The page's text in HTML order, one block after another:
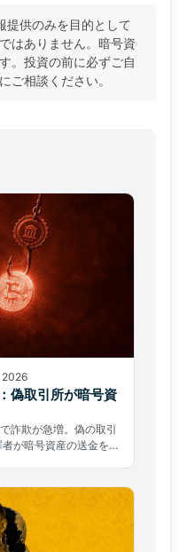
提供のみを目的として
はありません。暗号資
。投資の前に必ずご自
ご相談ください。
2026
偽取引所が暗号資
詐欺が急増。偽の取引
が暗号資産の送金を要